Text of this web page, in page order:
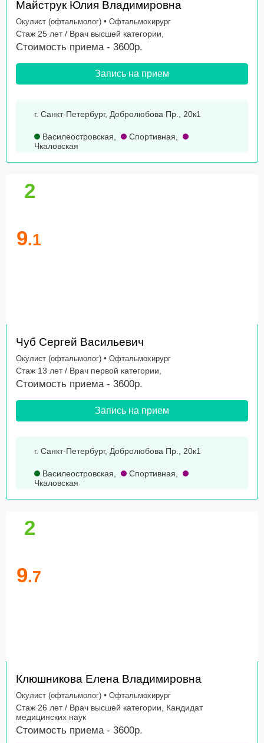
Майструк Юлия Владимировна
Окулист (офтальмолог) • Офтальмохирург
Стаж 25 лет / Врач высшей категории,
Стоимость приема - 3600р.
Запись на прием
г. Санкт-Петербург, Добролюбова Пр., 20к1
Василеостровская, Спортивная,
Чкаловская
2
9.1
Чуб Сергей Васильевич
Окулист (офтальмолог) • Офтальмохирург
Стаж 13 лет / Врач первой категории,
Стоимость приема - 3600р.
Запись на прием
г. Санкт-Петербург, Добролюбова Пр., 20к1
Василеостровская, Спортивная,
Чкаловская
2
9.7
Клюшникова Елена Владимировна
Окулист (офтальмолог) • Офтальмохирург
Стаж 26 лет / Врач высшей категории, Кандидат
медицинских наук
Стоимость приема - 3600р.